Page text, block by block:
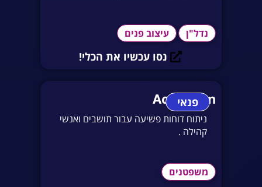
נדל"ן עיצוב פנים
נסו עכשיו את הכלי!
פנאי
Activazon
ניתוח דוחות פשיעה עבור תושבים ואנשי
קהילה .
משפטנים